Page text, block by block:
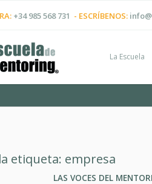
+34 985 568 731 - ESCRÍBENOS:
La Escuela
etiqueta: empresa
LAS VOCES DEL